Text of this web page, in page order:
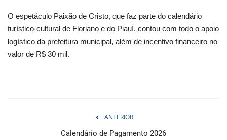
O espetáculo Paixão de Cristo, que faz parte do calendário
turístico-cultural de Floriano e do Piauí, contou com todo o apoio
logístico da prefeitura municipal, além de incentivo financeiro no
valor de R$ 30 mil.
ANTERIOR
Calendário de Pagamento 2026